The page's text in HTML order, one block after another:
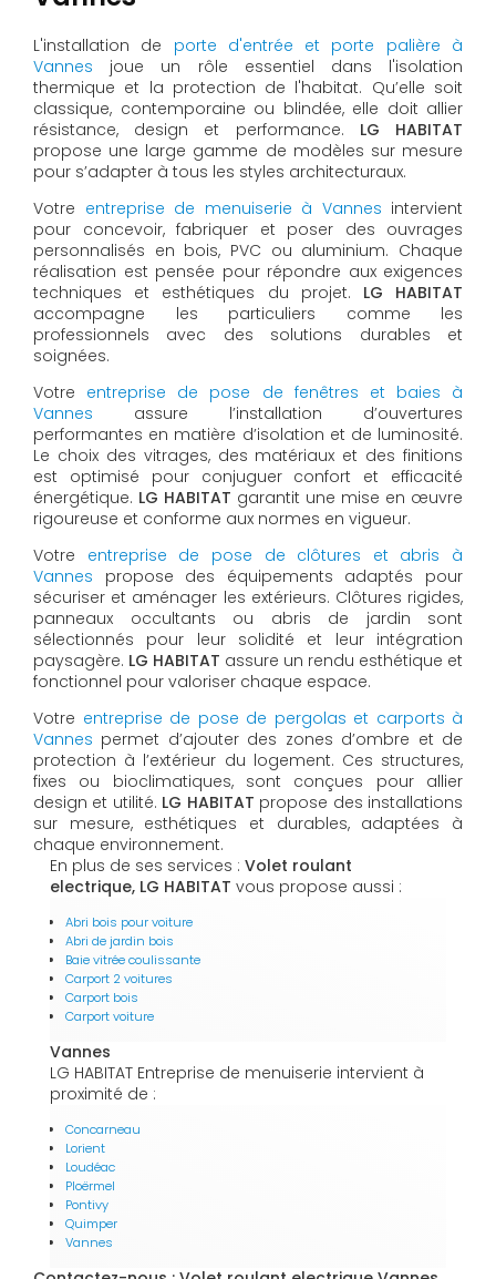
L'installation de porte d'entrée et porte palière à
Vannes joue un rôle essentiel dans l'isolation
thermique et la protection de l'habitat. Qu’elle soit
classique, contemporaine ou blindée, elle doit allier
résistance, design et performance. LG HABITAT
propose une large gamme de modèles sur mesure
pour s’adapter à tous les styles architecturaux.
Votre entreprise de menuiserie à Vannes intervient
pour concevoir, fabriquer et poser des ouvrages
personnalisés en bois, PVC ou aluminium. Chaque
réalisation est pensée pour répondre aux exigences
techniques et esthétiques du projet. LG HABITAT
accompagne les particuliers comme les
professionnels avec des solutions durables et
soignées.
Votre entreprise de pose de fenêtres et baies à
Vannes assure l’installation d’ouvertures
performantes en matière d’isolation et de luminosité.
Le choix des vitrages, des matériaux et des finitions
est optimisé pour conjuguer confort et efficacité
énergétique. LG HABITAT garantit une mise en œuvre
rigoureuse et conforme aux normes en vigueur.
Votre entreprise de pose de clôtures et abris à
Vannes propose des équipements adaptés pour
sécuriser et aménager les extérieurs. Clôtures rigides,
panneaux occultants ou abris de jardin sont
sélectionnés pour leur solidité et leur intégration
paysagère. LG HABITAT assure un rendu esthétique et
fonctionnel pour valoriser chaque espace.
Votre entreprise de pose de pergolas et carports à
Vannes permet d’ajouter des zones d’ombre et de
protection à l’extérieur du logement. Ces structures,
fixes ou bioclimatiques, sont conçues pour allier
design et utilité. LG HABITAT propose des installations
sur mesure, esthétiques et durables, adaptées à
chaque environnement.
En plus de ses services : Volet roulant
electrique, LG HABITAT vous propose aussi :
Abri bois pour voiture
Abri de jardin bois
Baie vitrée coulissante
Carport 2 voitures
Carport bois
Carport voiture
Vannes
LG HABITAT Entreprise de menuiserie intervient à
proximité de :
Concarneau
Lorient
Loudéac
Ploërmel
Pontivy
Quimper
Vannes